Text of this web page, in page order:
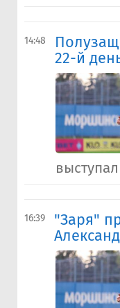
14:48
22-й
16:39
"Заря"